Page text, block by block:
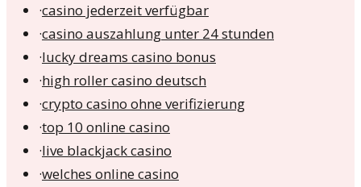
·casino jederzeit verfügbar
·casino auszahlung unter 24 stunden
·lucky dreams casino bonus
·high roller casino deutsch
·crypto casino ohne verifizierung
·top 10 online casino
·live blackjack casino
·welches online casino